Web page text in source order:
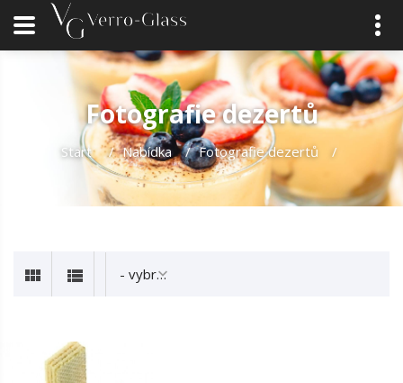
Fotografie dezertů
Start / Nabídka / Fotografie dezertů /
- vybrat -